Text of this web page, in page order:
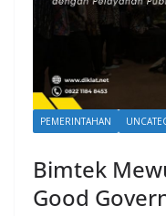
PEMERINTAHAN
Bimtek
Good